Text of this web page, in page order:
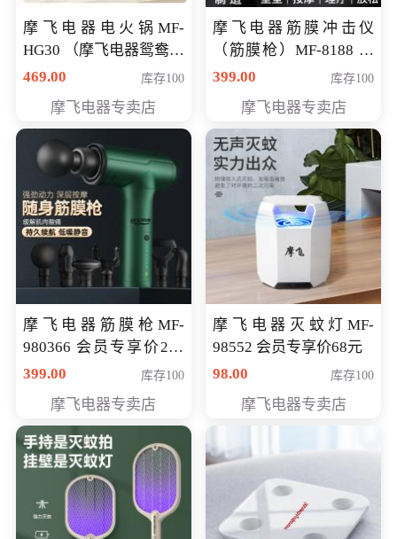
摩飞电器电火锅MF-
HG30 （摩飞电器鸳鸯锅
MF-HG30 ） 会员专享价
469.00 库存100
摩飞电器专卖店
摩飞电器筋膜冲击仪
（筋膜枪）MF-8188 会
员专享价268元
399.00 库存100
摩飞电器专卖店
摩飞电器筋膜枪MF-
980366 会员专享价299
元
399.00 库存100
摩飞电器专卖店
摩飞电器灭蚊灯MF-
98552 会员专享价68元
98.00
库存100
摩飞电器专卖店